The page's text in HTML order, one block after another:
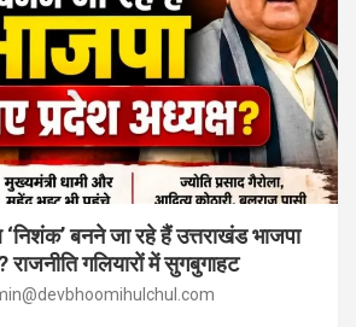
‘निशंक’ बनने जा रहे हैं उत्तराखंड भाजपा
गलियारों में सुगबुगाहट